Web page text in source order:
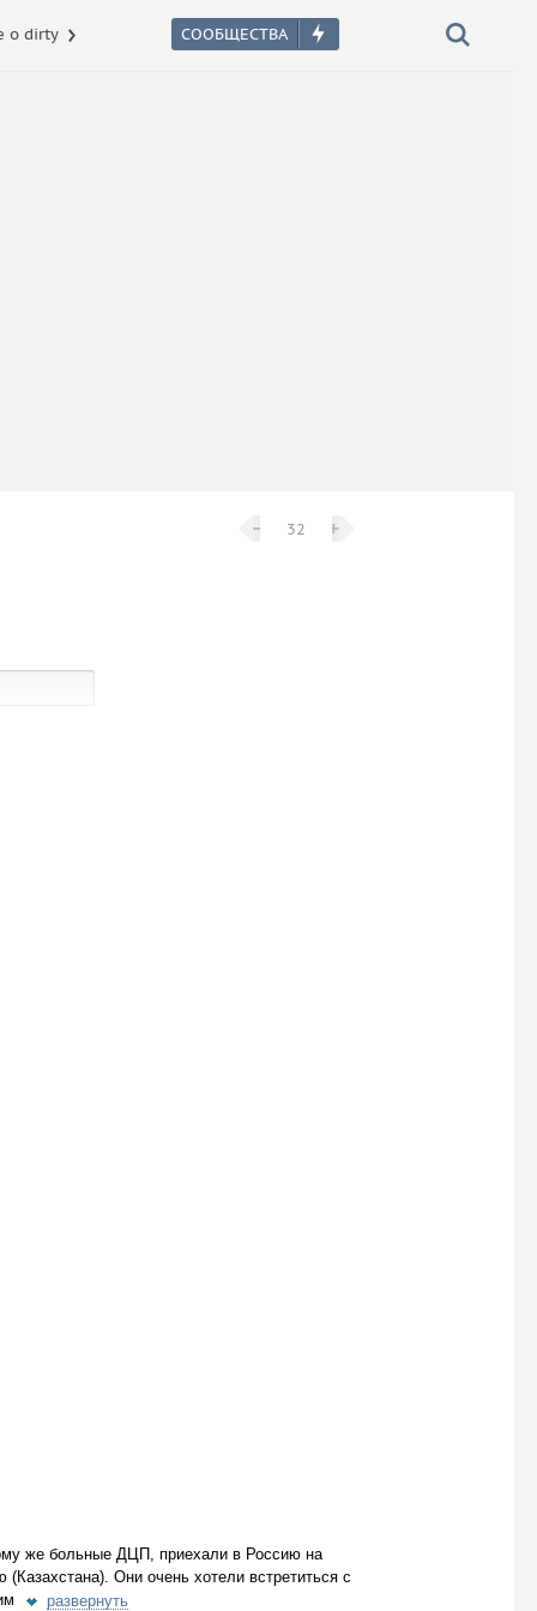
о dirty
− 32 +
же больные ДЦП, приехали в Россию на
Они очень хотели встретиться с
развернуть